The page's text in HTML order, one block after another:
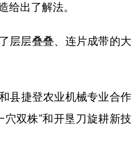
给出了解法。
层层叠叠、连片成带的大
县捷登农业机械专业合作
双株”和开垦刀旋耕新技